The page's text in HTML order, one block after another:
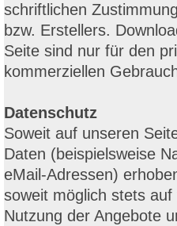
schriftlichen
bzw. Erstellers.
Seite sind nur für den
kommerziellen
Datenschutz
Soweit auf unseren
Daten (beispielsweise
eMail-Adressen)
soweit möglich stets
Nutzung der Angebote